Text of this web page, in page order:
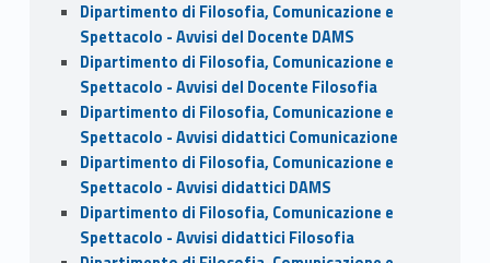
Dipartimento di Filosofia, Comunicazione e
Spettacolo - Avvisi del Docente DAMS
Dipartimento di Filosofia, Comunicazione e
Spettacolo - Avvisi del Docente Filosofia
Dipartimento di Filosofia, Comunicazione e
Spettacolo - Avvisi didattici Comunicazione
Dipartimento di Filosofia, Comunicazione e
Spettacolo - Avvisi didattici DAMS
Dipartimento di Filosofia, Comunicazione e
Spettacolo - Avvisi didattici Filosofia